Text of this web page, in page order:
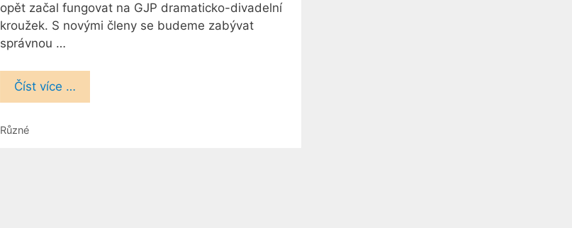
opět začal fungovat na GJP dramaticko-divadelní
kroužek. S novými členy se budeme zabývat
správnou …
Číst více …
Rubriky
Různé